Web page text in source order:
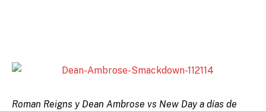
Roman Reigns y Dean Ambrose vs New Day a días de